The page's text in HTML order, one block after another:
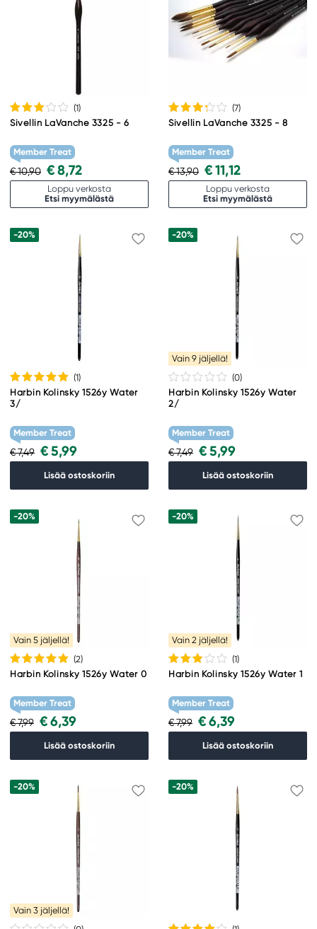
(1)
Sivellin LaVanche 3325 - 6
Member Treat
€ 10,90 € 8,72
Loppu verkosta
Etsi myymälästä
(7)
Sivellin LaVanche 3325 - 8
Member Treat
€ 13,90 € 11,12
Loppu verkosta
Etsi myymälästä
-20%
(1)
Harbin Kolinsky 1526y Water
3/
Member Treat
€ 7,49 € 5,99
Lisää ostoskoriin
-20%
Vain 9 jäljellä!
(0)
Harbin Kolinsky 1526y Water
2/
Member Treat
€ 7,49 € 5,99
Lisää ostoskoriin
-20%
Vain 5 jäljellä!
(2)
Harbin Kolinsky 1526y Water 0
Member Treat
€ 7,99 € 6,39
Lisää ostoskoriin
-20%
Vain 2 jäljellä!
(1)
Harbin Kolinsky 1526y Water 1
Member Treat
€ 7,99 € 6,39
Lisää ostoskoriin
-20%
Vain 3 jäljellä!
-20%